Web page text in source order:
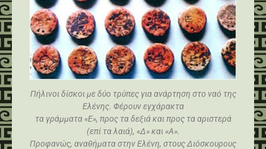
Πήλινοι δίσκοι με δύο τρύπες για ανάρτηση στο ναό της
Eλένης. Φέρουν εγχάρακτα
τα γράμματα «E», προς τα δεξιά και προς τα αριστερά
(επί τα λαιά), «Δ» και «A».
Προφανώς, αναθήματα στην Eλένη, στους Διόσκουρους